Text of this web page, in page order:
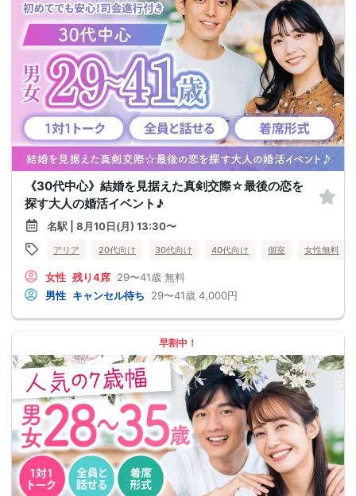
《30代中心》結婚を見据えた真剣交際☆最後の恋を
探す大人の婚活イベント♪
名駅 | 8月10日(月) 13:30〜
アリア 20代向け 30代向け 40代向け 個室 女性無料
女性 残り4席 29〜41歳 無料
男性 キャンセル待ち 29〜41歳 4,000円
早割中！